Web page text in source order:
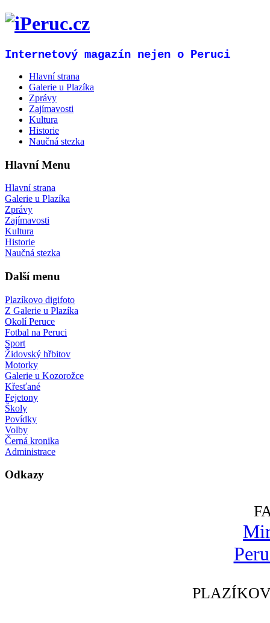
Internetový magazín nejen o Peruci
Hlavní strana
Galerie u Plazíka
Zprávy
Zajímavosti
Kultura
Historie
Naučná stezka
Hlavní Menu
Hlavní strana
Galerie u Plazíka
Zprávy
Zajímavosti
Kultura
Historie
Naučná stezka
Další menu
Plazíkovo digifoto
Z Galerie u Plazíka
Okolí Peruce
Fotbal na Peruci
Sport
Židovský hřbitov
Motorky
Galerie u Kozorožce
Křesťané
Fejetony
Školy
Povídky
Volby
Černá kronika
Administrace
Odkazy